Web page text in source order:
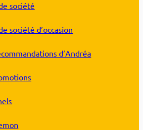
société
société d’occasion
d’Andréa